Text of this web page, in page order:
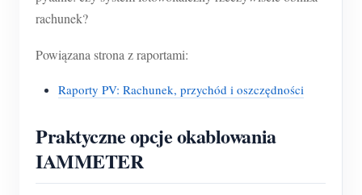
rachunek?
Powiązana strona z raportami:
Raporty PV: Rachunek, przychód i oszczędności
Praktyczne opcje okablowania
IAMMETER